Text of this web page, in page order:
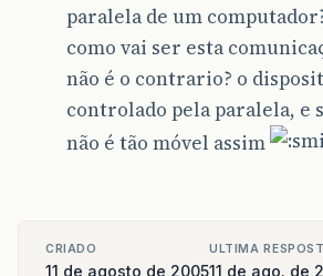
paralela de um
como vai ser esta
não é o contrario? o
controlado pela paralela, e
não é tão móvel assim
CRIADO
11 de agosto de 2005
ULTIMA
11 de ago. de